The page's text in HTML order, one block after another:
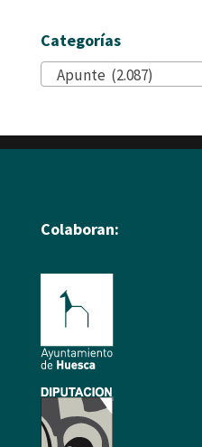
Categorías
Apunte (2.087)
Colaboran: